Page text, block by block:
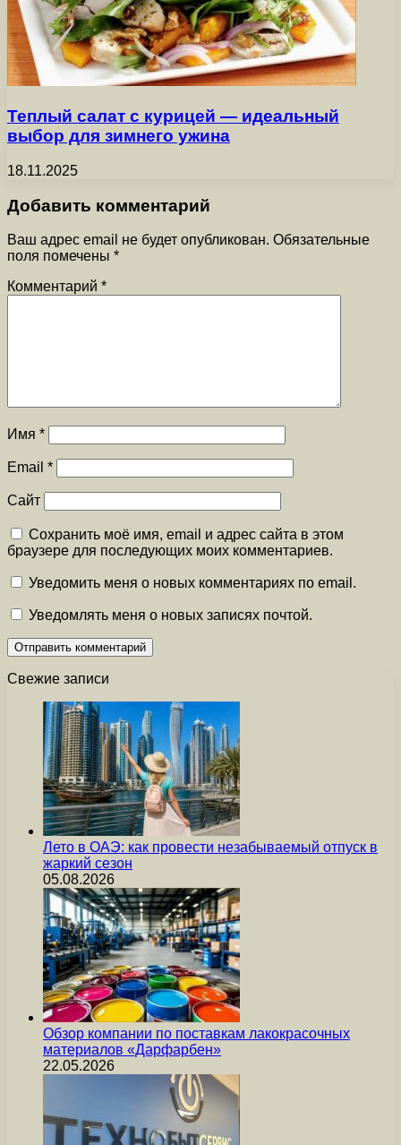
Теплый салат с курицей — идеальный
выбор для зимнего ужина
18.11.2025
Добавить комментарий
Ваш адрес email не будет опубликован. Обязательные
поля помечены *
Комментарий *
Имя *
Email *
Сайт
Сохранить моё имя, email и адрес сайта в этом
браузере для последующих моих комментариев.
Уведомить меня о новых комментариях по email.
Уведомлять меня о новых записях почтой.
Свежие записи
Лето в ОАЭ: как провести незабываемый отпуск в
жаркий сезон
05.08.2026
Обзор компании по поставкам лакокрасочных
материалов «Дарфарбен»
22.05.2026